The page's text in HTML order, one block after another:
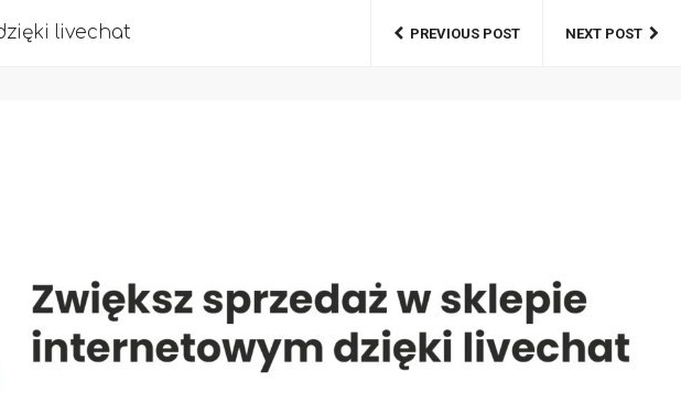
livechat PREVIOUS POST NEXT POST